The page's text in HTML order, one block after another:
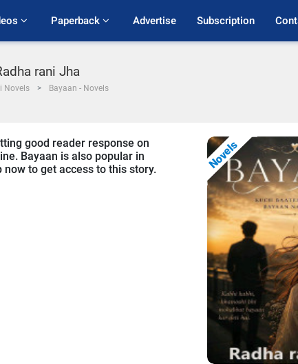
Paperback Advertise Subscription
rani Jha
Novels Bayaan - Novels
good reader response on
Bayaan is also popular in
to get access to this story.
Novels